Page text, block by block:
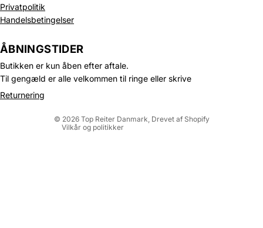
Privatpolitik
Handelsbetingelser
ÅBNINGSTIDER
Butikken er kun åben efter aftale.
Til gengæld er alle velkommen til ringe eller skrive
Returnering
© 2026 Top Reiter Danmark , Drevet af Shopify
Vilkår og politikker
Politik om beskyttelse af persondata
Refusionspolitik
Leveringspolitik